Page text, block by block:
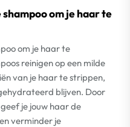
om je haar te
om je haar te
reinigen op een milde
van je haar te strippen,
blijven. Door
je jouw haar de
verminder je